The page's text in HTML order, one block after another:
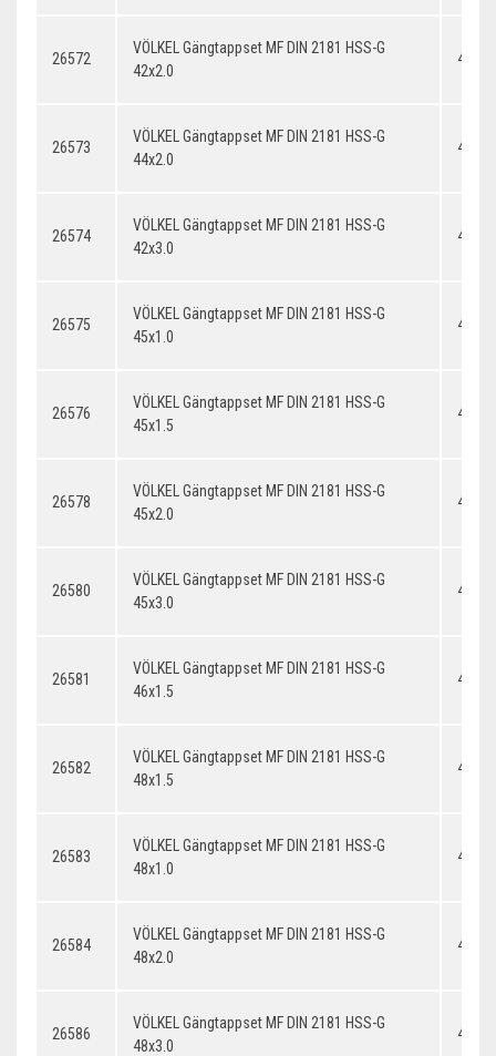
26572
VÖLKEL Gängtappset MF DIN 2181 HSS-G
42x2.0
26573
VÖLKEL Gängtappset MF DIN 2181 HSS-G
44x2.0
26574
VÖLKEL Gängtappset MF DIN 2181 HSS-G
42x3.0
26575
VÖLKEL Gängtappset MF DIN 2181 HSS-G
45x1.0
26576
VÖLKEL Gängtappset MF DIN 2181 HSS-G
45x1.5
26578
VÖLKEL Gängtappset MF DIN 2181 HSS-G
45x2.0
26580
VÖLKEL Gängtappset MF DIN 2181 HSS-G
45x3.0
26581
VÖLKEL Gängtappset MF DIN 2181 HSS-G
46x1.5
26582
VÖLKEL Gängtappset MF DIN 2181 HSS-G
48x1.5
26583
VÖLKEL Gängtappset MF DIN 2181 HSS-G
48x1.0
26584
VÖLKEL Gängtappset MF DIN 2181 HSS-G
48x2.0
26586
VÖLKEL Gängtappset MF DIN 2181 HSS-G
48x3.0